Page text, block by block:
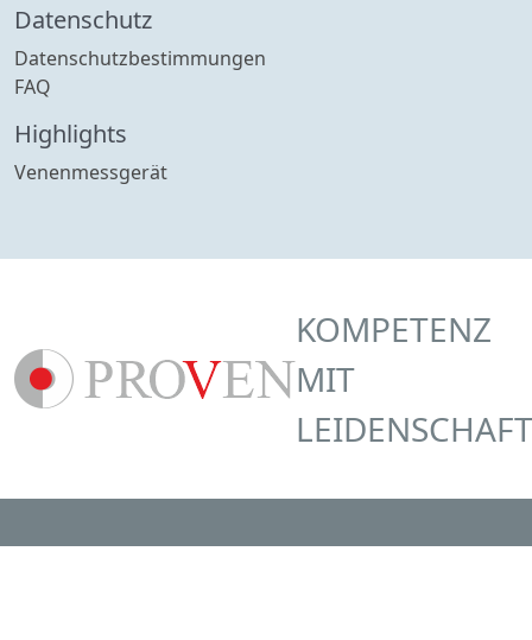
Datenschutz
Datenschutzbestimmungen
FAQ
Highlights
Venenmessgerät
KOMPETENZ
MIT
LEIDENSCHAFT